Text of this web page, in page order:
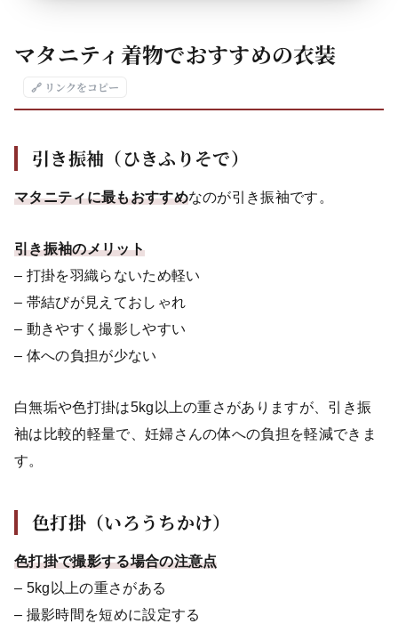
マタニティ着物でおすすめの衣装
🔗 リンクをコピー
引き振袖（ひきふりそで）
マタニティに最もおすすめなのが引き振袖です。
引き振袖のメリット
– 打掛を羽織らないため軽い
– 帯結びが見えておしゃれ
– 動きやすく撮影しやすい
– 体への負担が少ない
白無垢や色打掛は5kg以上の重さがありますが、引き振
袖は比較的軽量で、妊婦さんの体への負担を軽減できま
す。
色打掛（いろうちかけ）
色打掛で撮影する場合の注意点
– 5kg以上の重さがある
– 撮影時間を短めに設定する